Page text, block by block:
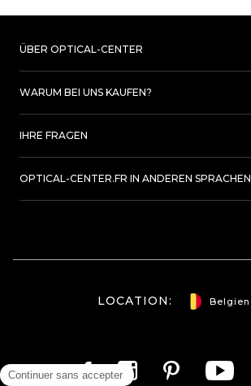
ÜBER OPTICAL-CENTER
WARUM BEI UNS KAUFEN?
IHRE FRAGEN
OPTICAL-CENTER.FR IN ANDEREN SPRACHEN
LOCATION: Belgien